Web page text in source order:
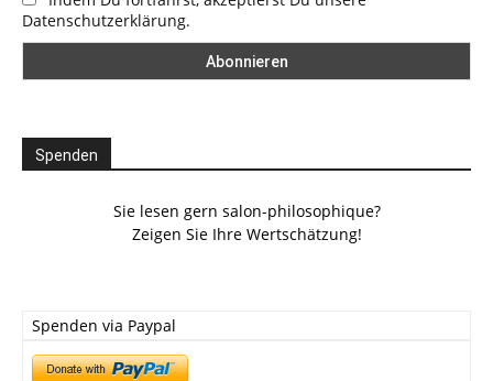
Datenschutzerklärung.
Spenden
Sie lesen gern salon-philosophique?
Zeigen Sie Ihre Wertschätzung!
Spenden via Paypal